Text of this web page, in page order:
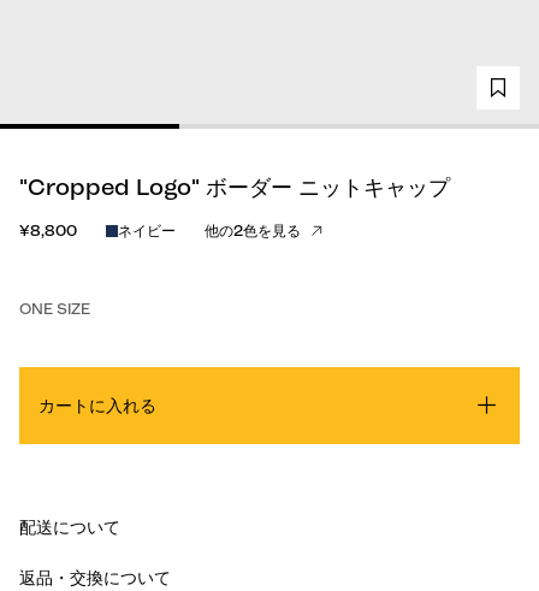
"Cropped Logo" ボーダー ニットキャップ
¥8,800 ネイビー 他の2色を見る
ONE SIZE
カートに入れる
配送について
返品・交換について